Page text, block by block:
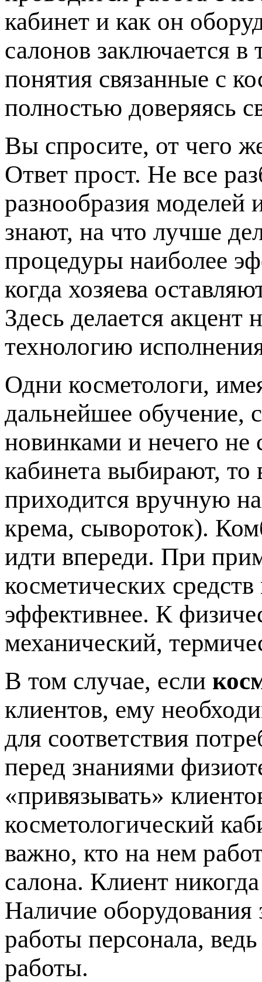
кабинет и как он
салонов заключается
понятия связанные с
полностью доверяясь
Вы спросите, от чего
Ответ прост. Не все
разнообразия моделей
знают, на что лучше
процедуры наиболее
когда хозяева
Здесь делается акцент
технологию
Одни косметологи,
дальнейшее обучение,
новинками и нечего
кабинета выбирают, то
приходится вручную
крема, сывороток).
идти впереди. При
косметических
эффективнее. К
механический,
В том случае, если
клиентов, ему
для соответствия
перед знаниями
«привязывать»
косметологический
важно, кто на нем
салона. Клиент
Наличие оборудования
работы персонала,
работы.